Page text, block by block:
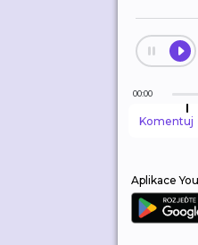
00:00
Komentuj
Aplikace